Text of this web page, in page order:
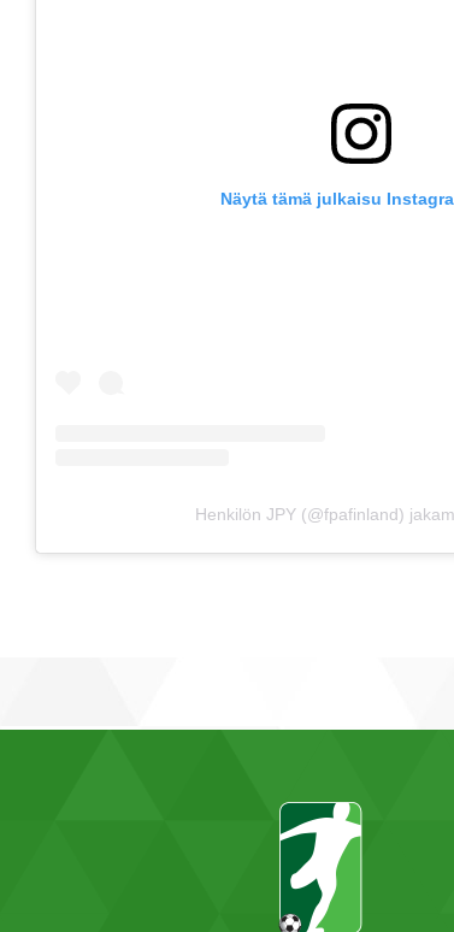
Näytä tämä julkaisu
Henkilön JPY (@fpafinland)